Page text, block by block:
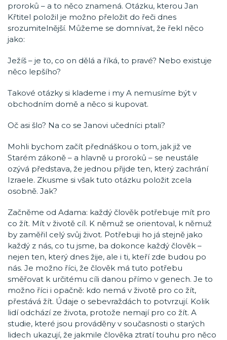
proroků – a to něco znamená. Otázku, kterou Jan
Křtitel položil je možno přeložit do řeči dnes
srozumitelnější. Můžeme se domnívat, že řekl něco
jako:
Ježíš – je to, co on dělá a říká, to pravé? Nebo existuje
něco lepšího?
Takové otázky si klademe i my A nemusíme být v
obchodním domě a něco si kupovat.
Oč asi šlo? Na co se Janovi učedníci ptali?
Mohli bychom začít přednáškou o tom, jak již ve
Starém zákoně – a hlavně u proroků – se neustále
ozývá představa, že jednou přijde ten, který zachrání
Izraele. Zkusme si však tuto otázku položit zcela
osobně. Jak?
Začněme od Adama: každý člověk potřebuje mít pro
co žít. Mít v životě cíl. K němuž se orientoval, k němuž
by zaměřil celý svůj život. Potřebuji ho já stejně jako
každý z nás, co tu jsme, ba dokonce každý člověk –
nejen ten, který dnes žije, ale i ti, kteří zde budou po
nás. Je možno říci, že člověk má tuto potřebu
směřovat k určitému cíli danou přímo v genech. Je to
možno říci i opačně: kdo nemá v životě pro co žít,
přestává žít. Údaje o sebevraždách to potvrzují. Kolik
lidí odchází ze života, protože nemají pro co žít. A
studie, které jsou prováděny v současnosti o starých
lidech ukazují, že jakmile člověka ztratí touhu pro něco